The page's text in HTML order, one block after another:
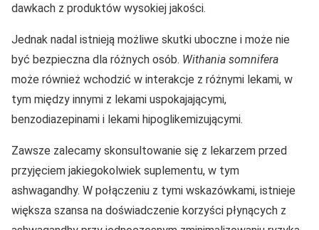
dawkach z produktów wysokiej jakości.
Jednak nadal istnieją możliwe skutki uboczne i może nie
być bezpieczna dla różnych osób. Withania somnifera
może również wchodzić w interakcje z różnymi lekami, w
tym między innymi z lekami uspokajającymi,
benzodiazepinami i lekami hipoglikemizującymi.
Zawsze zalecamy skonsultowanie się z lekarzem przed
przyjęciem jakiegokolwiek suplementu, w tym
ashwagandhy. W połączeniu z tymi wskazówkami, istnieje
większa szansa na doświadczenie korzyści płynących z